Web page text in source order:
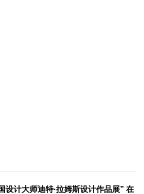
设计大师迪特·拉姆斯设计作品展” 在